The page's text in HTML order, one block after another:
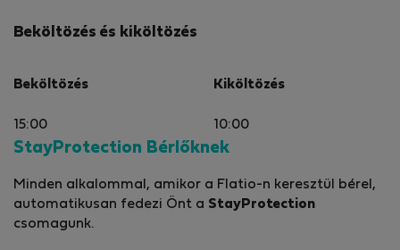
Beköltözés és kiköltözés
Beköltözés
15:00
Kiköltözés
10:00
StayProtection Bérlőknek
Minden alkalommal, amikor a Flatio-n keresztül bérel,
automatikusan fedezi Önt a StayProtection
csomagunk.